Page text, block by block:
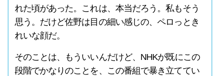
れた頃があった。これは、本当だろう。私もそう
思う。だけど佐野は目の細い感じの、ペロっとき
れいな顔だ。
そのことは、もういいんだけど、NHKが既にこの
段階でかなりのことを、この番組で暴き立ててい